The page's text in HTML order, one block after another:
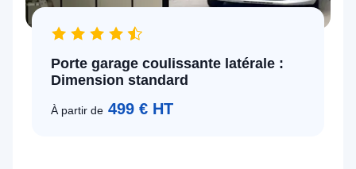
Porte garage coulissante latérale :
Dimension standard
À partir de 499 € HT